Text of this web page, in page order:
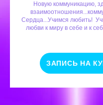
Новую коммуникацию,
Сердца...Учимся любить!
любви к миру в себе и к
ЗАПИСЬ НА